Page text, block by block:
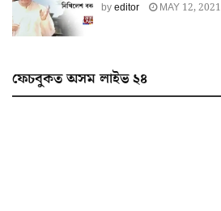
byeditor MAY 12, 2021
ফেচবুকত অসম লাইভ ২৪